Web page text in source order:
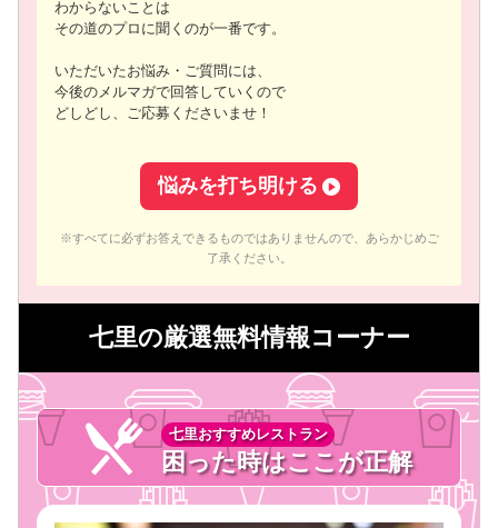
わからないことは
その道のプロに聞くのが一番です。
いただいたお悩み・ご質問には、
今後のメルマガで回答していくので
どしどし、ご応募くださいませ！
悩みを打ち明ける
※すべてに必ずお答えできるものではありませんので、あらかじめご
了承ください。
七里の厳選無料情報コーナー
七里おすすめレストラン
困った時はここが正解